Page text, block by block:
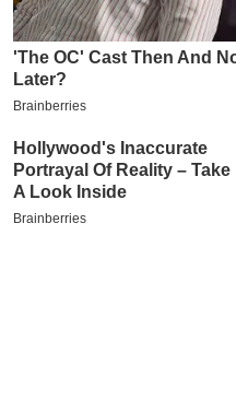
र
मि
सा
ल
बे
मि
सा